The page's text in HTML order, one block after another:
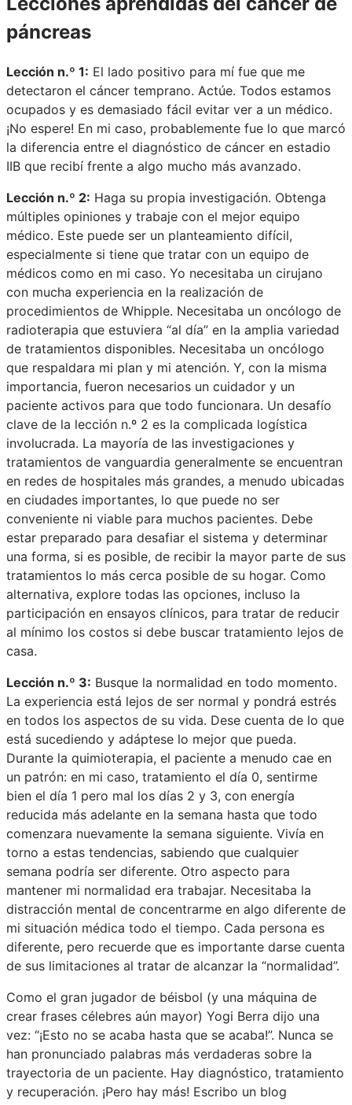
páncreas
Lección n.º 1: El lado positivo para mí fue que me
detectaron el cáncer temprano. Actúe. Todos estamos
ocupados y es demasiado fácil evitar ver a un médico.
¡No espere! En mi caso, probablemente fue lo que marcó
la diferencia entre el diagnóstico de cáncer en estadio
IIB que recibí frente a algo mucho más avanzado.
Lección n.º 2: Haga su propia investigación. Obtenga
múltiples opiniones y trabaje con el mejor equipo
médico. Este puede ser un planteamiento difícil,
especialmente si tiene que tratar con un equipo de
médicos como en mi caso. Yo necesitaba un cirujano
con mucha experiencia en la realización de
procedimientos de Whipple. Necesitaba un oncólogo de
radioterapia que estuviera “al día” en la amplia variedad
de tratamientos disponibles. Necesitaba un oncólogo
que respaldara mi plan y mi atención. Y, con la misma
importancia, fueron necesarios un cuidador y un
paciente activos para que todo funcionara. Un desafío
clave de la lección n.º 2 es la complicada logística
involucrada. La mayoría de las investigaciones y
tratamientos de vanguardia generalmente se encuentran
en redes de hospitales más grandes, a menudo ubicadas
en ciudades importantes, lo que puede no ser
conveniente ni viable para muchos pacientes. Debe
estar preparado para desafiar el sistema y determinar
una forma, si es posible, de recibir la mayor parte de sus
tratamientos lo más cerca posible de su hogar. Como
alternativa, explore todas las opciones, incluso la
participación en ensayos clínicos, para tratar de reducir
al mínimo los costos si debe buscar tratamiento lejos de
casa.
Lección n.º 3: Busque la normalidad en todo momento.
La experiencia está lejos de ser normal y pondrá estrés
en todos los aspectos de su vida. Dese cuenta de lo que
está sucediendo y adáptese lo mejor que pueda.
Durante la quimioterapia, el paciente a menudo cae en
un patrón: en mi caso, tratamiento el día 0, sentirme
bien el día 1 pero mal los días 2 y 3, con energía
reducida más adelante en la semana hasta que todo
comenzara nuevamente la semana siguiente. Vivía en
torno a estas tendencias, sabiendo que cualquier
semana podría ser diferente. Otro aspecto para
mantener mi normalidad era trabajar. Necesitaba la
distracción mental de concentrarme en algo diferente de
mi situación médica todo el tiempo. Cada persona es
diferente, pero recuerde que es importante darse cuenta
de sus limitaciones al tratar de alcanzar la “normalidad”.
Como el gran jugador de béisbol (y una máquina de
crear frases célebres aún mayor) Yogi Berra dijo una
vez: “¡Esto no se acaba hasta que se acaba!”. Nunca se
han pronunciado palabras más verdaderas sobre la
trayectoria de un paciente. Hay diagnóstico, tratamiento
y recuperación. ¡Pero hay más! Escribo un blog